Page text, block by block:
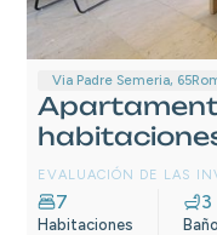
Via Padre Semeria, 65
EVALUACIÓN DE LAS
7
Habitaciones
3